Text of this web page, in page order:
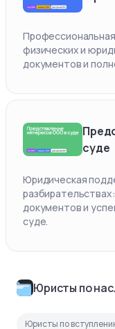
физических и
документов и
суде
Юридическая
документов и
суде.
Юристы по
Юристы по